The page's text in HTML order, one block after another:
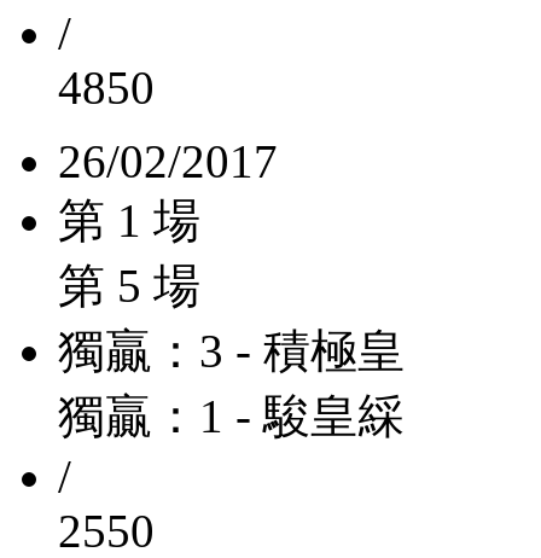
/
4850
26/02/2017
第 1 場
第 5 場
獨贏：3 - 積極皇
獨贏：1 - 駿皇綵
/
2550